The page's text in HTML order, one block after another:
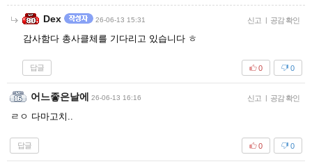
Dex 26-06-13 15:31 신고 | 공감 확인
감사함다 총사클체를 기다리고 있습니다 ㅎ
답글 0
0
어느좋은날에 26-06-13 16:16 신고 | 공감 확인
ㄹㅇ 다마고치..
답글 0
0